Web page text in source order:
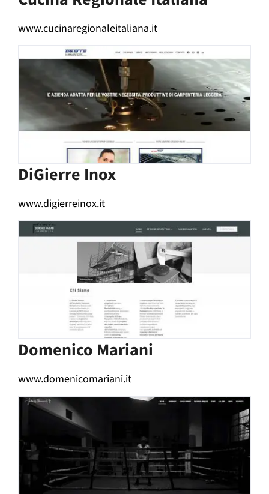
www.cucinaregionaleitaliana.it
DiGierre Inox
www.digierreinox.it
Domenico Mariani
www.domenicomariani.it